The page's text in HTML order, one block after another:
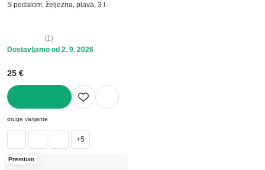
S pedalom, željezna, plava, 3 l
(1)
Dostavljamo od 2. 9. 2026
25 €
U KOŠARICU
druge varijante
+5
Premium